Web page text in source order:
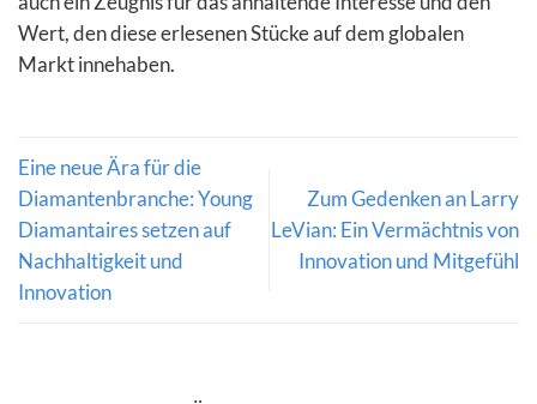
Wert, den diese erlesenen Stücke auf dem globalen
Markt innehaben.
Eine neue Ära für die
Diamantenbranche: Young
Diamantaires setzen auf
Nachhaltigkeit und
Innovation
Zum Gedenken an Larry
LeVian: Ein Vermächtnis von
Innovation und Mitgefühl